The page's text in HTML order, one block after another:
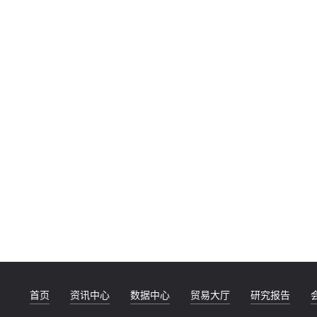
首页 资讯中心 数据中心 贸易大厅 研究报告